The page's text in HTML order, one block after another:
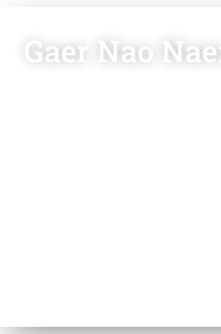
Gaer Nao Naer